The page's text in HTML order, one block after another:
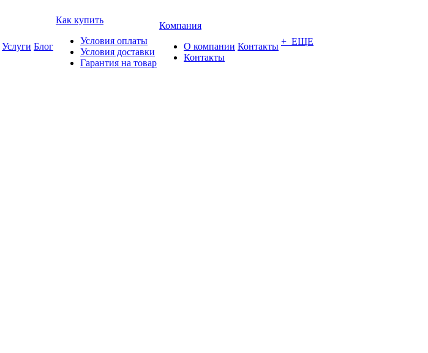
Услуги Блог
Как купить
Условия оплаты
Условия доставки
Гарантия на товар
Компания
О компании
Контакты
Контакты + ЕЩЕ